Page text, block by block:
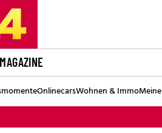
MAGAZINE
OnlinecarsWohnen & Immo